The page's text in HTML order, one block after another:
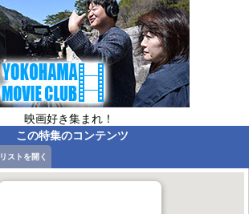
映画好き集まれ！
この特集のコンテンツ
リストを開く